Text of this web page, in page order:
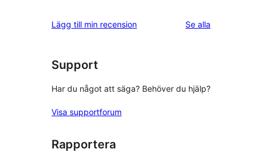
recensioner
stjärniga
Lägg till min recension Se alla
Support
Har du något att säga? Behöver du hjälp?
Visa supportforum
Rapportera